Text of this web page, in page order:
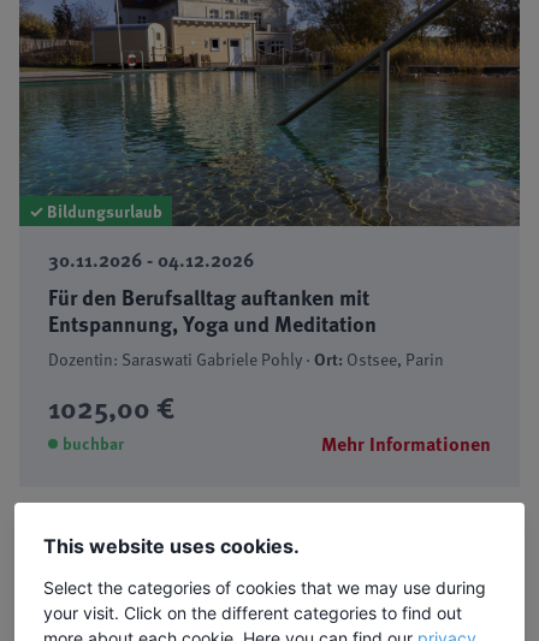
✓ Bildungsurlaub
30.11.2026 - 04.12.2026
Für den Berufsalltag auftanken mit
Entspannung, Yoga und Meditation
Dozentin: Saraswati Gabriele Pohly ·Ort: Ostsee, Parin
1025,00 €
buchbar Mehr Informationen
This website uses cookies.
Select the categories of cookies that we may use during
your visit. Click on the different categories to find out